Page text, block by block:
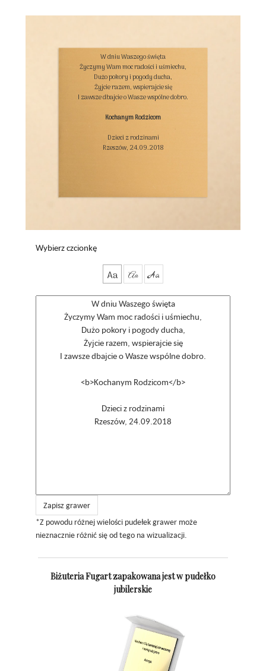
W dniu Waszego święta
Życzymy Wam moc radości i uśmiechu,
Dużo pokory i pogody ducha,
Żyjcie razem, wspierajcie się
I zawsze dbajcie o Wasze wspólne dobro.
Kochanym Rodzicom
Dzieci z rodzinami
Rzeszów, 24.09.2018
Wybierz czcionkę
Aa Aa Aa
Zapisz grawer
*Z powodu różnej wielości pudełek grawer może
nieznacznie różnić się od tego na wizualizacji.
Biżuteria Fugart zapakowana jest w pudełko
jubilerskie